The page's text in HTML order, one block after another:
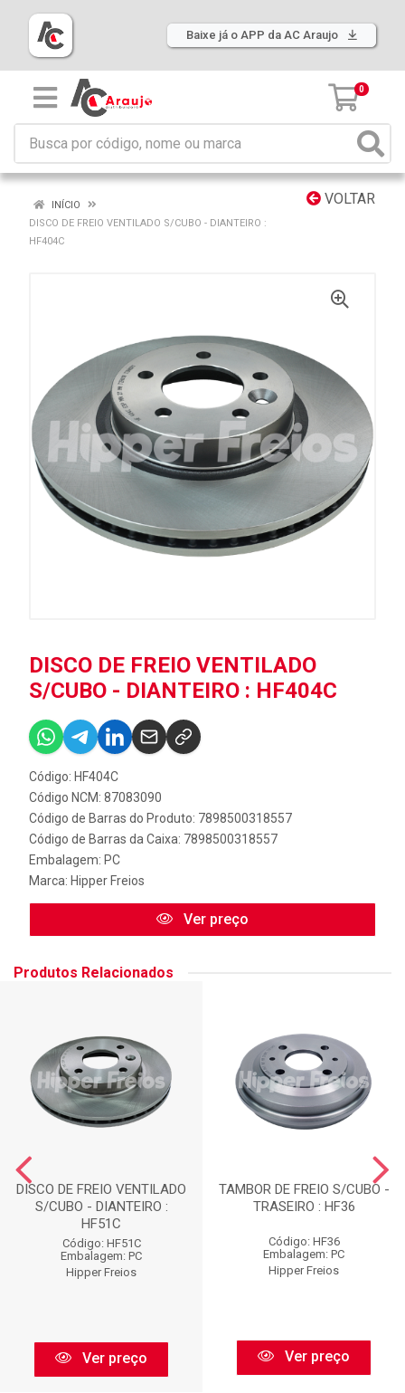
Baixe já o APP da AC Araujo
0
VOLTAR
INÍCIO
DISCO DE FREIO VENTILADO S/CUBO - DIANTEIRO :
HF404C
DISCO DE FREIO VENTILADO
S/CUBO - DIANTEIRO : HF404C
Código: HF404C
Código NCM: 87083090
Código de Barras do Produto: 7898500318557
Código de Barras da Caixa: 7898500318557
Embalagem: PC
Marca: Hipper Freios
Ver preço
Produtos Relacionados
DISCO DE FREIO VENTILADO
S/CUBO - DIANTEIRO :
HF51C
Código: HF51C
Embalagem: PC
Hipper Freios
Ver preço
TAMBOR DE FREIO S/CUBO -
TRASEIRO : HF36
Código: HF36
Embalagem: PC
Hipper Freios
Ver preço